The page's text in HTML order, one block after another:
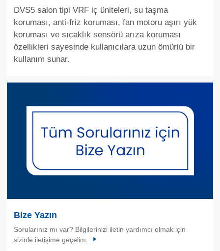
DVS5 salon tipi VRF iç üniteleri, su taşma
koruması, anti-friz koruması, fan motoru aşırı yük
koruması ve sıcaklık sensörü arıza koruması
özellikleri sayesinde kullanıcılara uzun ömürlü bir
kullanım sunar.
Bize Yazın
Sorularınız mı var? Bilgilerinizi iletin yardımcı olmak için
sizinle iletişime geçelim.